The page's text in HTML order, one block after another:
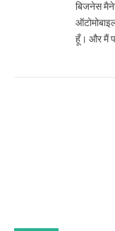
बिजनेस
हूँ। और मैं